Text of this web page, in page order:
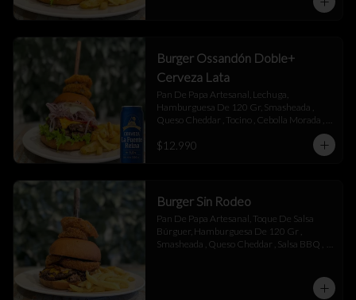
Burger Ossandón Doble+
Cerveza Lata
Pan De Papa Artesanal, Lechuga,
Hamburguesa De 120 Gr, Smasheada ,
Queso Cheddar , Tocino , Cebolla Morada ,
$12.990
Burger Sin Rodeo
Pan De Papa Artesanal, Toque De Salsa
Búrguer, Hamburguesa De 120 Gr ,
Smasheada , Queso Cheddar , Salsa BBQ ,